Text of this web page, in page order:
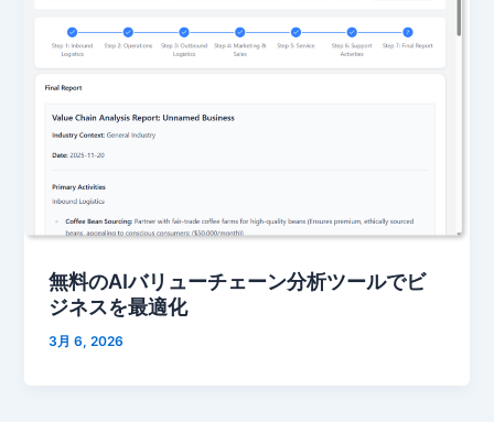
無料のAIバリューチェーン分析ツールでビ
ジネスを最適化
3月 6, 2026